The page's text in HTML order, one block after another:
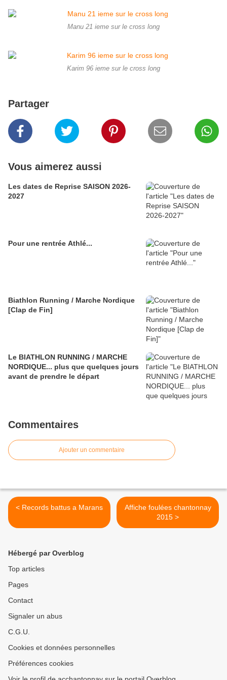
Manu 21 ieme sur le cross long
Karim 96 ieme sur le cross long
Partager
Vous aimerez aussi
Les dates de Reprise SAISON 2026-
2027
Pour une rentrée Athlé...
Biathlon Running / Marche Nordique
[Clap de Fin]
Le BIATHLON RUNNING / MARCHE
NORDIQUE... plus que quelques jours
avant de prendre le départ
Commentaires
Ajouter un commentaire
< Records battus a Marans
Affiche foulées chantonnay
2015 >
Hébergé par Overblog
Top articles
Pages
Contact
Signaler un abus
C.G.U.
Cookies et données personnelles
Préférences cookies